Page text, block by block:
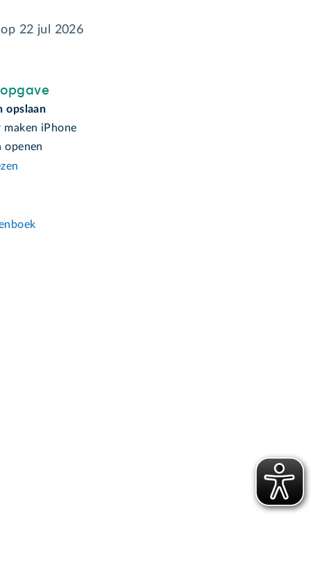
22 jul 2026
opslaan
maken iPhone
openen